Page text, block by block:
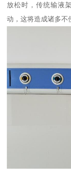
放松时，传统输液
动，这将造成诸多不